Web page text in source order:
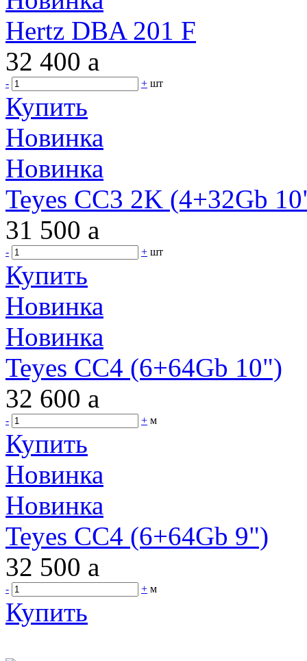
Hertz DBA 201 F
32 400 a
- + шт
Купить
Новинка
Новинка
Teyes CC3 2K (4+32Gb
31 500 a
- + шт
Купить
Новинка
Новинка
Teyes CC4 (6+64Gb 10")
32 600 a
- + м
Купить
Новинка
Новинка
Teyes CC4 (6+64Gb 9")
32 500 a
- + м
Купить